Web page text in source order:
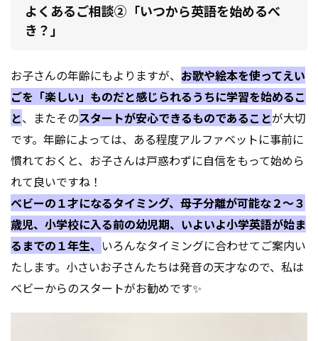
よくあるご相談②「いつから英語を始めるべ
き？」
お子さんの年齢にもよりますが、 お歌や絵本を使ってえい
ごを「楽しい」ものだと感じられるうちに学習を始めるこ
と、またそのスタートが安心できるものであることが大切
です。年齢によっては、ある程度アルファベットに事前に
慣れておくと、お子さんは戸惑わずに自信をもって始めら
れて良いですね！
ベビーの１才になるタイミング、母子分離が可能な２～３
歳児、小学校に入る前の幼児期、いよいよ小学英語が始ま
るまでの１年生、 いろんなタイミングに合わせてご案内い
たします。小さいお子さんたちは発音の天才なので、私は
ベビーからのスタートがお勧めです✨